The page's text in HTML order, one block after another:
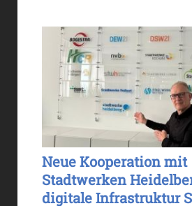
Neue Kooperation mit
Stadtwerken
digitale Infrastruktur